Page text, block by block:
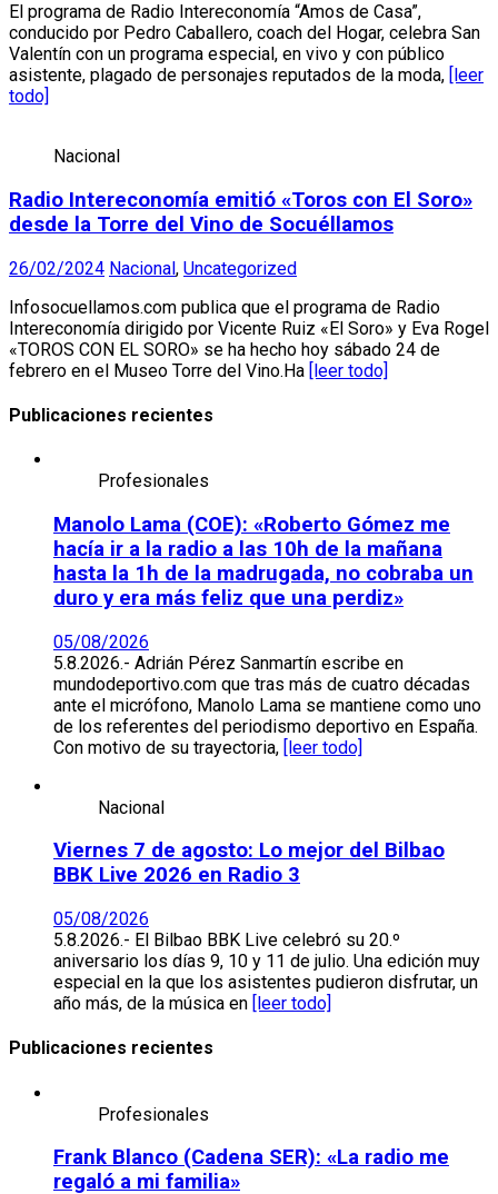
El programa de Radio Intereconomía “Amos de Casa”,
conducido por Pedro Caballero, coach del Hogar, celebra San
Valentín con un programa especial, en vivo y con público
asistente, plagado de personajes reputados de la moda, [leer
todo]
Nacional
Radio Intereconomía emitió «Toros con El Soro»
desde la Torre del Vino de Socuéllamos
26/02/2024 Nacional, Uncategorized
Infosocuellamos.com publica que el programa de Radio
Intereconomía dirigido por Vicente Ruiz «El Soro» y Eva Rogel
«TOROS CON EL SORO» se ha hecho hoy sábado 24 de
febrero en el Museo Torre del Vino.Ha [leer todo]
Publicaciones recientes
Profesionales
Manolo Lama (COE): «Roberto Gómez me
hacía ir a la radio a las 10h de la mañana
hasta la 1h de la madrugada, no cobraba un
duro y era más feliz que una perdiz»
05/08/2026
5.8.2026.- Adrián Pérez Sanmartín escribe en
mundodeportivo.com que tras más de cuatro décadas
ante el micrófono, Manolo Lama se mantiene como uno
de los referentes del periodismo deportivo en España.
Con motivo de su trayectoria, [leer todo]
Nacional
Viernes 7 de agosto: Lo mejor del Bilbao
BBK Live 2026 en Radio 3
05/08/2026
5.8.2026.- El Bilbao BBK Live celebró su 20.º
aniversario los días 9, 10 y 11 de julio. Una edición muy
especial en la que los asistentes pudieron disfrutar, un
año más, de la música en [leer todo]
Publicaciones recientes
Profesionales
Frank Blanco (Cadena SER): «La radio me
regaló a mi familia»